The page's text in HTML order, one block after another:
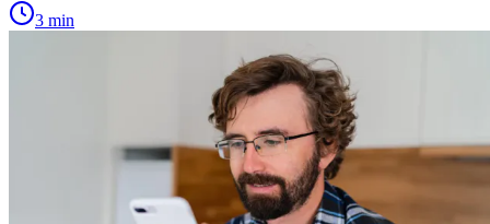
3 min